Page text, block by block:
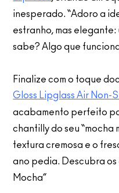
inesperado. “Adoro a
estranho, mas
sabe? Algo que
Finalize com o toque
Gloss Lipglass Air Non-
acabamento perfeito
chantilly do seu “mocha
textura cremosa e o
ano pedia. Descubra os
Mocha”